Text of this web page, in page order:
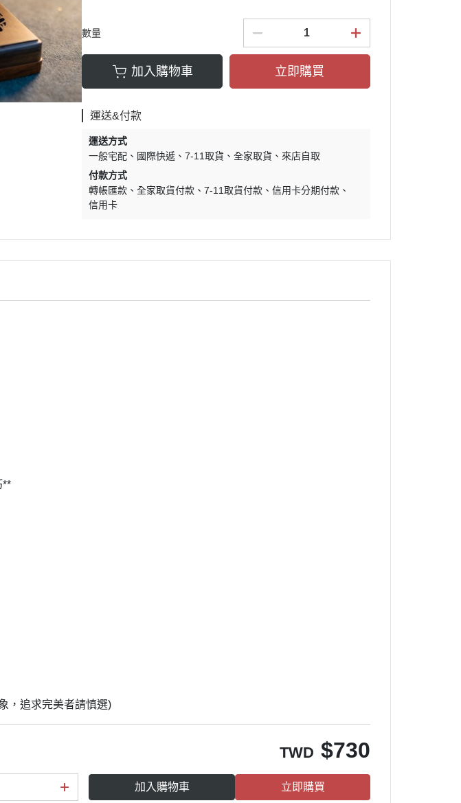
數量
加入購物車 立即購買
運送&付款
運送方式
一般宅配
國際快遞 7-11取貨 全家取貨
來店自取
付款方式
轉帳匯款
全家取貨付款 7-11取貨付款
信用卡分期付款
信用卡
**
，追求完美者請慎選)
TWD $730
加入購物車 立即購買